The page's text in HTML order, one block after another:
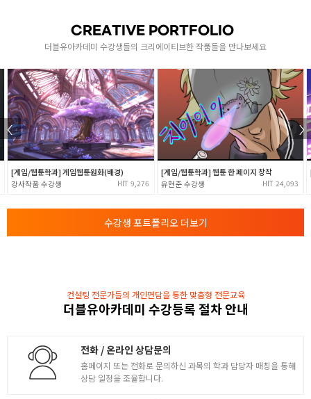
2
- 배경 컨셉라인 연습 / 3D목업 활용
- 다양한 브러쉬와 커스텀 쉐입으로 작업하기
- 모노톤과 명도 단계 이용
- 공기 원근을 만드는 원경, 중경, 근경의 구분
[ 페인팅 테크닉 2 ]
- 빛의 흐름 컬러링 색온도
- 한난대비 시간 계절의 변화를 이용한 구분
[ 배경 구도와 구성 배치 / 시선의 흐름 ]
- 대칭/비대칭, 명도, 색상, 형태, 질감, 집중 분리 대비
- 게임 속 공간 구성 분석
[ 상점 컨셉 창작 ]
- 배경 컨셉 자료 찾기
- 썸네일 러프스케치를 통한 다양한 창작
- 상점의 기준이 되는 컨셉 자료 응용
- 전체적인 빛의 흐름과 시간대별 색상 지정완료
- 재질별 질감 묘사 후 완료
CREATIVE PORTFOLIO
더블유아카데미 수강생들의 크리에이티브한 작품들을 만나보세요
[게임/웹툰학과] 게임웹툰원화(배경)
강사작품 9,276
[게임/웹툰학과] 웹툰 한 페이지 창작
유현준 24,093
수강생 포트폴리오 더보기
컨설팅 전문가들의 개인면담을 통한 맞춤형 전문교육
더블유아카데미 수강등록 절차 안내
전화 / 온라인 상담문의
홈페이지 또는 전화로 문의하신 과목의 학과 담당자 매칭을 통해
상담 일정을 조율합니다.